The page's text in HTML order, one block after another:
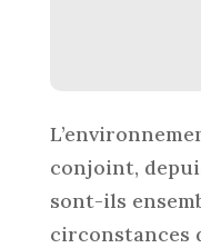
conjoint,
sont-ils
circonstances